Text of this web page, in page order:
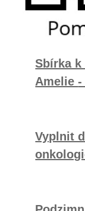
Sbírka k
Amelie-
Vyplnit